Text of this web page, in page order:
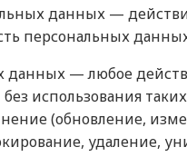
данных —
персональных
данных — любое
использования
(обновление,
удаление,